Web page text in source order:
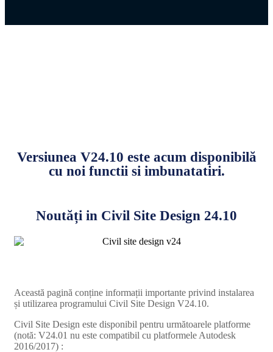
Versiunea V24.10 este acum disponibilă
cu noi functii si imbunatatiri.
Noutăți in Civil Site Design 24.10
Această pagină conține informații importante privind instalarea
și utilizarea programului Civil Site Design V24.10.
Civil Site Design este disponibil pentru următoarele platforme
(notă: V24.01 nu este compatibil cu platformele Autodesk
2016/2017) :